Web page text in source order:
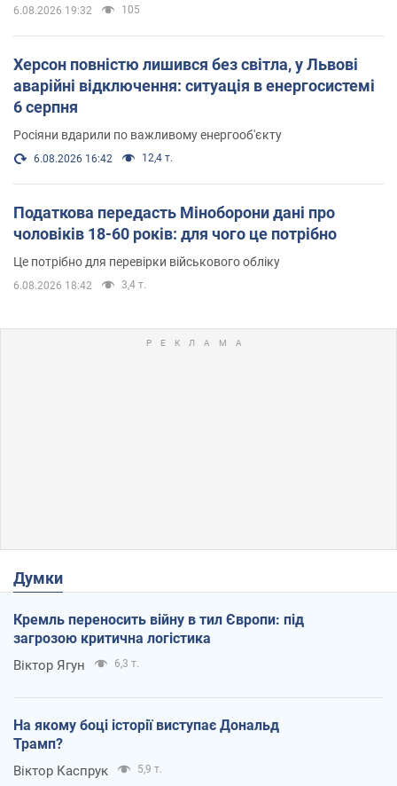
6.08.2026 19:32 105
Херсон повністю лишився без світла, у Львові
аварійні відключення: ситуація в енергосистемі
6 серпня
Росіяни вдарили по важливому енергооб'єкту
6.08.2026 16:42 12,4 т.
Податкова передасть Міноборони дані про
чоловіків 18-60 років: для чого це потрібно
Це потрібно для перевірки військового обліку
6.08.2026 18:42 3,4 т.
Думки
Кремль переносить війну в тил Європи: під
загрозою критична логістика
Віктор Ягун 6,3 т.
На якому боці історії виступає Дональд
Трамп?
Віктор Каспрук 5,9 т.